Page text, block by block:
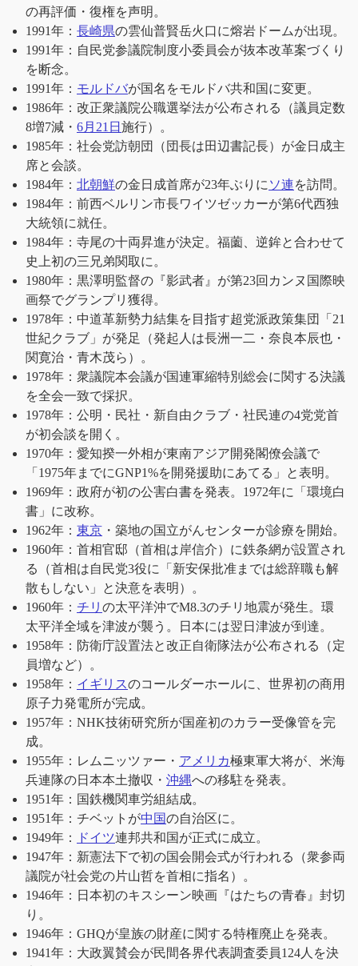
の再評価・復権を声明。
1991年： 長崎県の雲仙普賢岳火口に熔岩ドームが出現。
1991年：自民党参議院制度小委員会が抜本改革案づくり
を断念。
1991年： モルドバが国名をモルドバ共和国に変更。
1986年：改正衆議院公職選挙法が公布される（議員定数
8増7減・ 6月21日 施行）。
1985年：社会党訪朝団（団長は田辺書記長）が金日成主
席と会談。
1984年： 北朝鮮の金日成首席が23年ぶりに ソ連を訪問。
1984年：前西ベルリン市長ワイツゼッカーが第6代西独
大統領に就任。
1984年：寺尾の十両昇進が決定。福薗、逆鉾と合わせて
史上初の三兄弟関取に。
1980年：黒澤明監督の『影武者』が第23回カンヌ国際映
画祭でグランプリ獲得。
1978年：中道革新勢力結集を目指す超党派政策集団「21
世紀クラブ」が発足（発起人は長洲一二・奈良本辰也・
関寛治・青木茂ら）。
1978年：衆議院本会議が国連軍縮特別総会に関する決議
を全会一致で採択。
1978年：公明・民社・新自由クラブ・社民連の4党党首
が初会談を開く。
1970年：愛知揆一外相が東南アジア開発閣僚会議で
「1975年までにGNP1%を開発援助にあてる」と表明。
1969年：政府が初の公害白書を発表。1972年に「環境白
書」に改称。
1962年： 東京 ・築地の国立がんセンターが診療を開始。
1960年：首相官邸（首相は岸信介）に鉄条網が設置され
る（首相は自民党3役に「新安保批准までは総辞職も解
散もしない」と決意を表明）。
1960年： チリ の太平洋沖でM8.3のチリ地震が発生。環
太平洋全域を津波が襲う。日本には翌日津波が到達。
1958年：防衛庁設置法と改正自衛隊法が公布される（定
員増など）。
1958年： イギリスのコールダーホールに、世界初の商用
原子力発電所が完成。
1957年：NHK技術研究所が国産初のカラー受像管を完
成。
1955年：レムニッツァー・ アメリカ極東軍大将が、米海
兵連隊の日本本土撤収・ 沖縄への移駐を発表。
1951年：国鉄機関車労組結成。
1951年：チベットが中国の自治区に。
1949年：
ドイツ連邦共和国が正式に成立。
1947年：新憲法下で初の国会開会式が行われる（衆参両
議院が社会党の片山哲を首相に指名）。
1946年：日本初のキスシーン映画『はたちの青春』封切
り。
1946年：GHQが皇族の財産に関する特権廃止を発表。
1941年：大政翼賛会が民間各界代表調査委員124人を決